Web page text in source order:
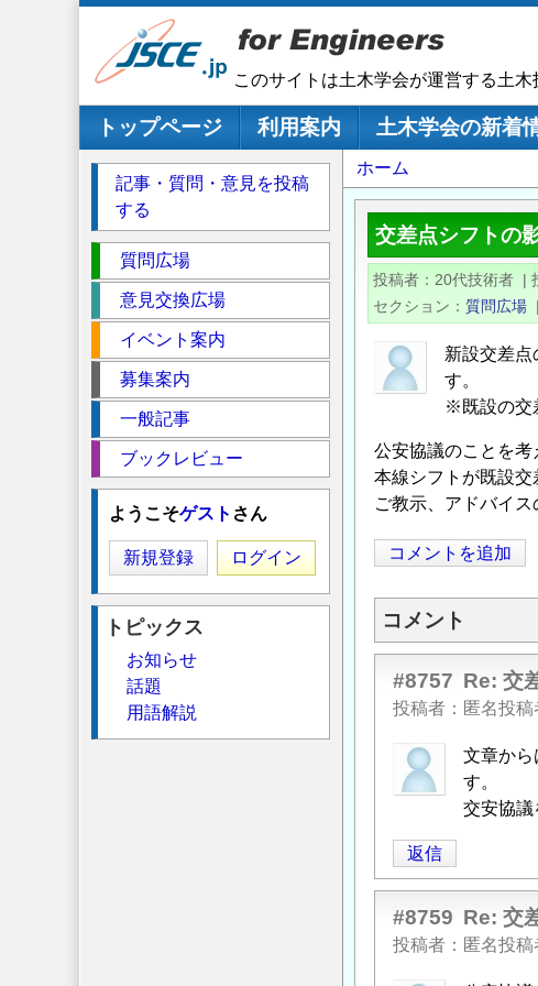
このサイトは土木学会が運営する土
メインナビゲーション
トップページ 利用案内 土木学会の新着
パ
ン
く
ず
ホーム
交差点シフトの
投稿者 20代技術者 |
セクション
質問広場 |
新設交差点
す。
※既設の交
公安協議のことを考
本線シフトが既設交
ご教示、アドバイス
コメントを追加
コメント
#8757 Re: 交
投稿者 匿名投稿
文章から
す。
交安協議
返信
#8759 Re: 交
投稿者 匿名投稿
記事・質問・意見を投稿
する
ク
シ
質問広場
意見交換広場
イベント案内
募集案内
一般記事
ブックレビュー
ようこそゲスト さん
新規登録 ログイン
トピックス
お知らせ
話題
用語解説